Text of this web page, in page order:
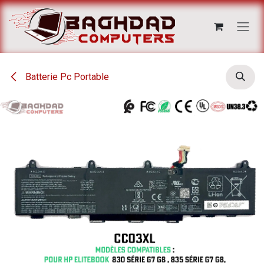
Se rendre au contenu
Batterie Pc Portable